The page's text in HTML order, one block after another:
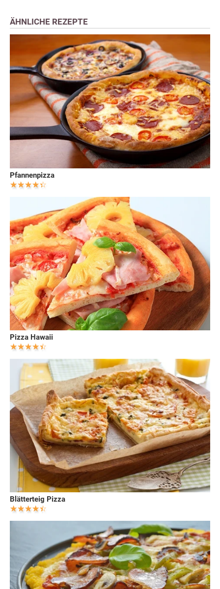
ÄHNLICHE REZEPTE
Pfannenpizza
Pizza Hawaii
Blätterteig Pizza